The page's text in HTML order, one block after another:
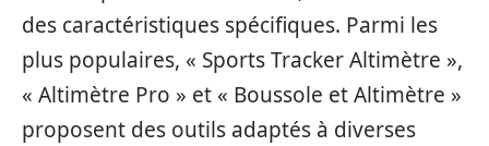
des caractéristiques spécifiques. Parmi les
plus populaires, « Sports Tracker Altimètre »,
« Altimètre Pro » et « Boussole et Altimètre »
proposent des outils adaptés à diverses